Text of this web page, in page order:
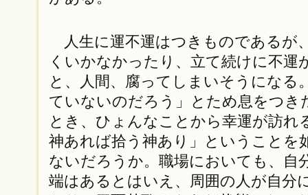
人生に運不運はつきものであるが
くいかなかったり、立て続けに不運
と、人間、腐ってしまいそうになる
ていないのだろう」とため息をつき
とき、ひょんなことから幸運が訪れ
神あれば拾う神あり」ということを
ないだろうか。職場においても、自
端はあるとはいえ、周囲の人が自分